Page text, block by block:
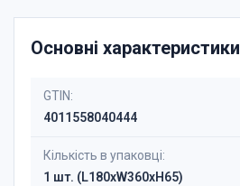
Основні характеристики
GTIN:
4011558040444
Кількість в упаковці:
1 шт. (L180xW360xH65)